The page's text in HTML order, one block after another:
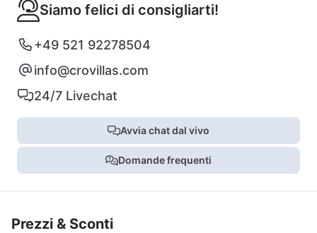
Siamo felici di consigliarti!
+49 521 92278504
info@crovillas.com
24/7 Livechat
Avvia chat dal vivo
Domande frequenti
Prezzi & Sconti